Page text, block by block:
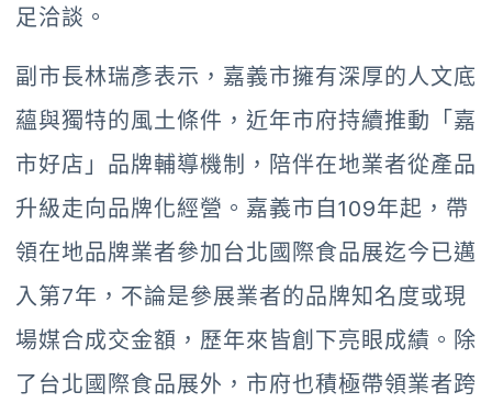
足洽談。
副市長林瑞彥表示，嘉義市擁有深厚的人文底
蘊與獨特的風土條件，近年市府持續推動「嘉
市好店」品牌輔導機制，陪伴在地業者從產品
升級走向品牌化經營。嘉義市自109年起，帶
領在地品牌業者參加台北國際食品展迄今已邁
入第7年，不論是參展業者的品牌知名度或現
場媒合成交金額，歷年來皆創下亮眼成績。除
了台北國際食品展外，市府也積極帶領業者跨